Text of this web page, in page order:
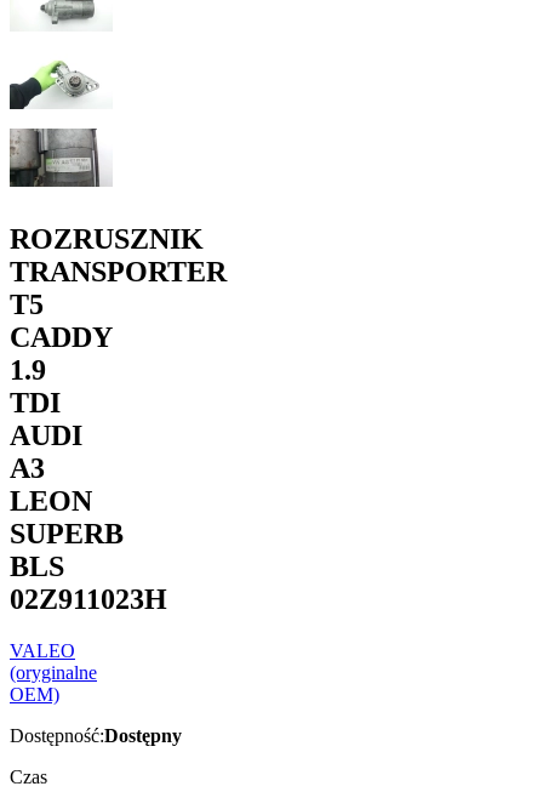
ROZRUSZNIK
TRANSPORTER
T5
CADDY
1.9
TDI
AUDI
A3
LEON
SUPERB
BLS
02Z911023H
VALEO
(oryginalne
OEM)
Dostępność:Dostępny
Czas